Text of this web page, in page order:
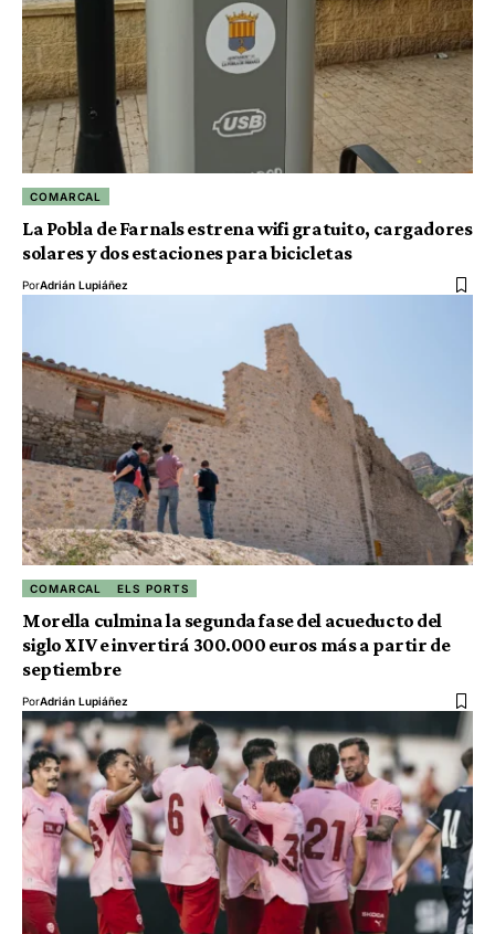
COMARCAL
La Pobla de Farnals estrena wifi gratuito, cargadores
solares y dos estaciones para bicicletas
PorAdrián Lupiáñez
COMARCAL ELS PORTS
Morella culmina la segunda fase del acueducto del
siglo XIV e invertirá 300.000 euros más a partir de
septiembre
PorAdrián Lupiáñez